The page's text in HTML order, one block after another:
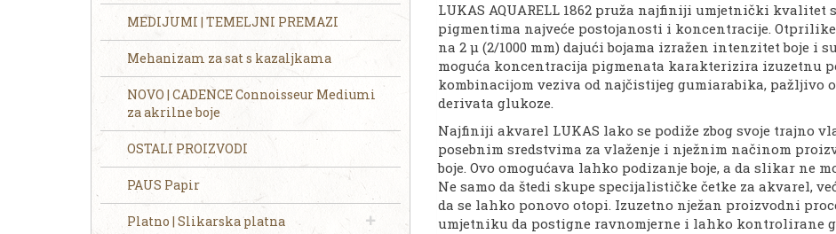
LUKAS AQUARELL 1862 pruža najfiniji umjetnički
pigmentima najveće postojanosti i koncentracije.
na 2 μ (2/1000 mm) dajući bojama izražen intenzitet boje i
moguća koncentracija pigmenata karakterizira izuzetnu
kombinacijom veziva od najčistijeg gumiarabika,
derivata glukoze.
Najfiniji akvarel LUKAS lako se podiže zbog svoje trajno
posebnim sredstvima za vlaženje i nježnim načinom
boje. Ovo omogućava lahko podizanje boje, a da slikar ne
Ne samo da štedi skupe specijalističke četke za akvarel,
da se lahko ponovo otopi. Izuzetno nježan proizvodni
umjetniku da postigne ravnomjerne i lahko kontrolirane
MEDIJUMI | TEMELJNI PREMAZI
Mehanizam za sat s kazaljkama
NOVO | CADENCE Connoisseur Mediumi
za akrilne boje
OSTALI PROIZVODI
PAUS Papir
Platno | Slikarska platna